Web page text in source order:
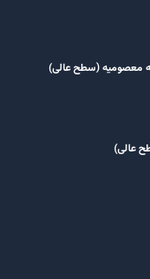
معصومیه‌ (سطح عالی)
عالی)